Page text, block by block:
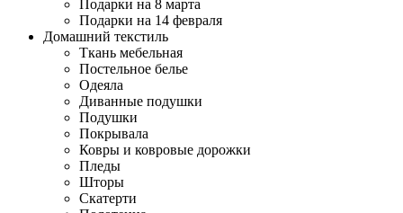
Подарки на 8 марта
Подарки на 14 февраля
Домашний текстиль
Ткань мебельная
Постельное белье
Одеяла
Диванные подушки
Подушки
Покрывала
Ковры и ковровые дорожки
Пледы
Шторы
Скатерти